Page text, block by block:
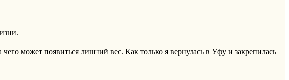
может появиться лишний вес. Как только я вернулась в Уфу и закрепилась